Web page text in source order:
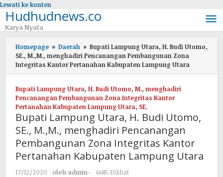
Lewati ke konten
Hudhudnews.co
Karya Nyata
Homepage » Daerah » Bupati Lampung Utara, H. Budi Utomo,
SE., M.,M., menghadiri Pencanangan Pembangunan Zona
Integritas Kantor Pertanahan Kabupaten Lampung Utara
Bupati Lampung Utara, H. Budi Utomo, M., menghadiri
Pencanangan Pembangunan Zona Integritas Kantor
Pertanahan Kabupaten Lampung Utara, SE.
Bupati Lampung Utara, H. Budi Utomo,
SE., M.,M., menghadiri Pencanangan
Pembangunan Zona Integritas Kantor
Pertanahan Kabupaten Lampung Utara
17/12/2020 oleh admin-
6685 Dilihat